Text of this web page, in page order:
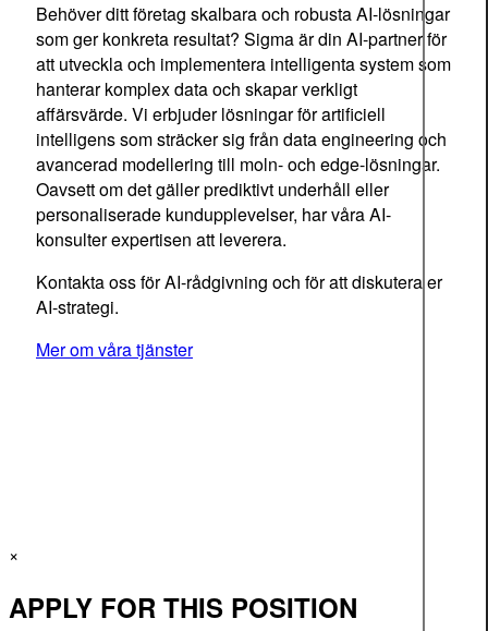
Behöver ditt företag skalbara och robusta AI-lösningar
som ger konkreta resultat? Sigma är din AI-partner för
att utveckla och implementera intelligenta system som
hanterar komplex data och skapar verkligt
affärsvärde. Vi erbjuder lösningar för artificiell
intelligens som sträcker sig från data engineering och
avancerad modellering till moln- och edge-lösningar.
Oavsett om det gäller prediktivt underhåll eller
personaliserade kundupplevelser, har våra AI-
konsulter expertisen att leverera.
Kontakta oss för AI-rådgivning och för att diskutera er
AI-strategi.
Mer om våra tjänster
×
APPLY FOR THIS POSITION